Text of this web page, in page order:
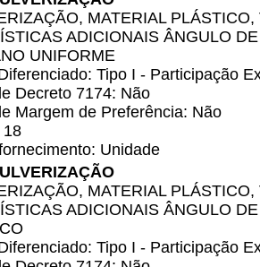
MATERIAL
ADICIONAIS ÂNGULO
UNIFORME
Tipo I - Participação
Decreto 7174: Não
Margem de Preferência: Não
18
Unidade
MATERIAL
ADICIONAIS ÂNGULO
Tipo I - Participação